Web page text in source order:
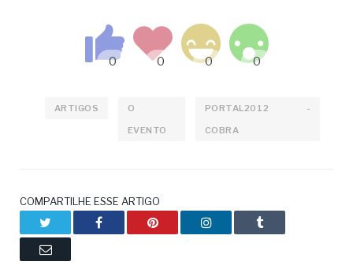
ARTIGOS
O
EVENTO
PORTAL2012 -
COBRA
COMPARTILHE ESSE ARTIGO
Facebook Pinterest LinkedIn Tumblr
Email